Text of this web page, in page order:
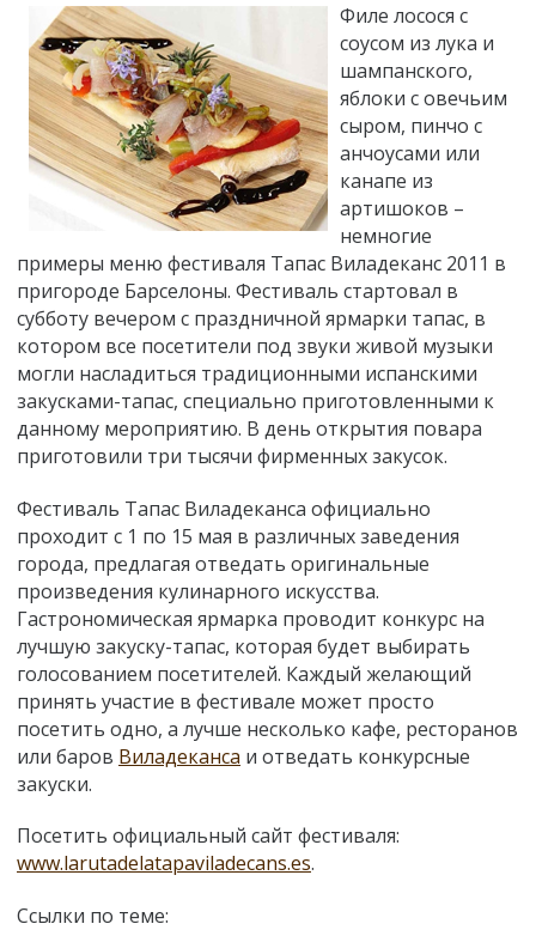
Филе лосося с
соусом из лука и
шампанского,
яблоки с овечьим
сыром, пинчо с
анчоусами или
канапе из
артишоков –
немногие
примеры меню фестиваля Тапас Виладеканс 2011 в
пригороде Барселоны. Фестиваль стартовал в
субботу вечером с праздничной ярмарки тапас, в
котором все посетители под звуки живой музыки
могли насладиться традиционными испанскими
закусками-тапас, специально приготовленными к
данному мероприятию. В день открытия повара
приготовили три тысячи фирменных закусок.
Фестиваль Тапас Виладеканса официально
проходит с 1 по 15 мая в различных заведения
города, предлагая отведать оригинальные
произведения кулинарного искусства.
Гастрономическая ярмарка проводит конкурс на
лучшую закуску-тапас, которая будет выбирать
голосованием посетителей. Каждый желающий
принять участие в фестивале может просто
посетить одно, а лучше несколько кафе, ресторанов
или баров Виладеканса и отведать конкурсные
закуски.
Посетить официальный сайт фестиваля:
www.larutadelatapaviladecans.es.
Ссылки по теме: